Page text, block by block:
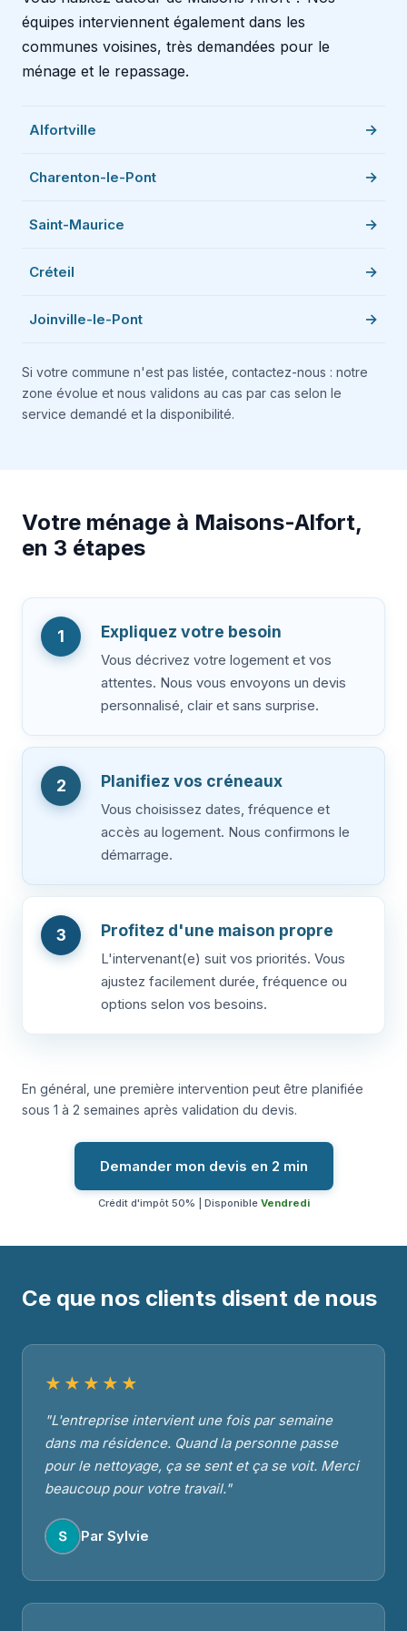
équipes interviennent également dans les
communes voisines, très demandées pour le
ménage et le repassage.
Alfortville
Charenton-le-Pont
Saint-Maurice
Créteil
Joinville-le-Pont
Si votre commune n'est pas listée, contactez-nous : notre
zone évolue et nous validons au cas par cas selon le
service demandé et la disponibilité.
Votre ménage à Maisons-Alfort,
en 3 étapes
1 Expliquez votre besoin
Vous décrivez votre logement et vos
attentes. Nous vous envoyons un devis
personnalisé, clair et sans surprise.
2 Planifiez vos créneaux
Vous choisissez dates, fréquence et
accès au logement. Nous confirmons le
démarrage.
3 Profitez d'une maison propre
L'intervenant(e) suit vos priorités. Vous
ajustez facilement durée, fréquence ou
options selon vos besoins.
En général, une première intervention peut être planifiée
sous 1 à 2 semaines après validation du devis.
Demander mon devis en 2 min
Crédit d'impôt 50% | Disponible Vendredi
Ce que nos clients disent de nous
★★★★★
"L'entreprise intervient une fois par semaine
dans ma résidence. Quand la personne passe
pour le nettoyage, ça se sent et ça se voit. Merci
beaucoup pour votre travail."
Par Sylvie